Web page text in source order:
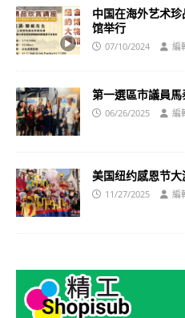
中国在海外艺术
馆举行
07/10/2024 編
第一選區市議員
06/26/2025 編
美国纽约感恩节
11/27/2025 編